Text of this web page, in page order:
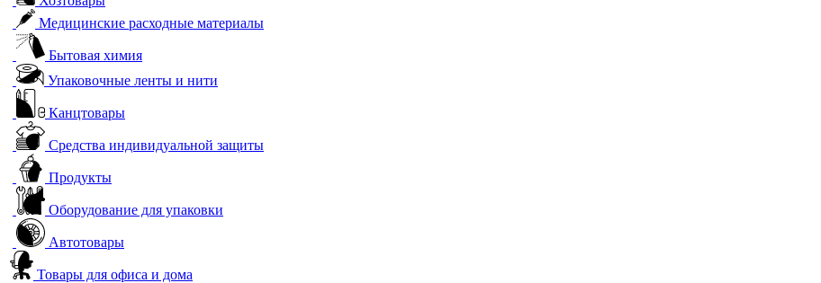
Медицинские расходные материалы
Бытовая химия
Упаковочные ленты и нити
Канцтовары
Средства индивидуальной защиты
Продукты
Оборудование для упаковки
Автотовары
Товары для офиса и дома